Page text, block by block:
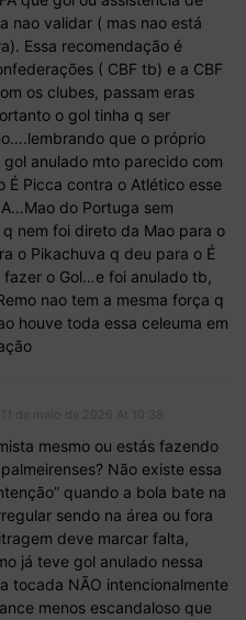
nao validar ( mas nao está
Essa recomendação é
( CBF tb) e a CBF
os clubes, passam eras
o gol tinha q ser
que o próprio
gol anulado mto parecido com
É Picca contra o Atlético esse
do Portuga sem
nem foi direto da Mao para o
o Pikachuva q deu para o É
fazer o Gol…e foi anulado tb,
nao tem a mesma força q
houve toda essa celeuma em
mesmo ou estás fazendo
Não existe essa
quando a bola bate na
sendo na área ou fora
deve marcar falta,
já teve gol anulado nessa
tocada NÃO intencionalmente
menos escandaloso que